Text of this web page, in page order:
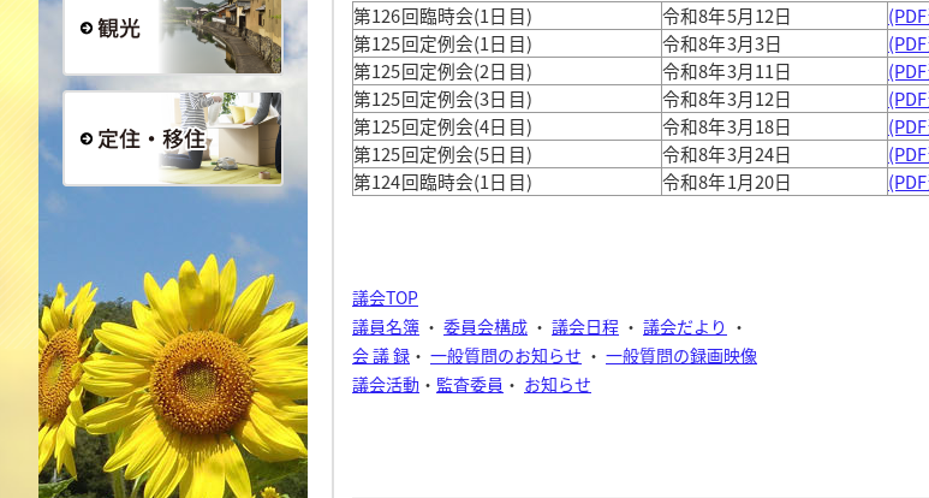
定住・移住
第126回臨時会(1日目) 令和8年5月12日
第125回定例会(1日目)
令和8年3月3日
第125回定例会(2日目)
令和8年3月11日
第125回定例会(3日目)
令和8年3月12日
第125回定例会(4日目)
令和8年3月18日
第125回定例会(5日目)
令和8年3月24日
第124回臨時会(1日目)
令和8年1月20日
議会TOP
議員名簿 ・ 委員会構成 ・ 議会日程 ・ 議会だより ・
会 議 録 ・ 一般質問のお知らせ ・ 一般質問の録画映像
議会活動 ・ 監査委員 ・ お知らせ